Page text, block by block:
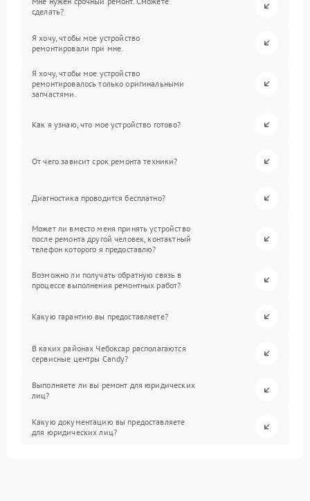
сделать?
Я хочу, чтобы мое устройство
ремонтировали при мне.
Я хочу, чтобы мое устройство
ремонтировалось только оригинальными
запчастями.
Как я узнаю, что мое устройство готово?
От чего зависит срок ремонта техники?
Диагностика проводится бесплатно?
Может ли вместо меня принять устройство
после ремонта другой человек, контактный
телефон которого я предоставлю?
Возможно ли получать обратную связь в
процессе выполнения ремонтных работ?
Какую гарантию вы предоставляете?
В каких районах Чебоксар располагаются
сервисные центры Candy?
Выполняете ли вы ремонт для юридических
лиц?
Какую документацию вы предоставляете
для юридических лиц?